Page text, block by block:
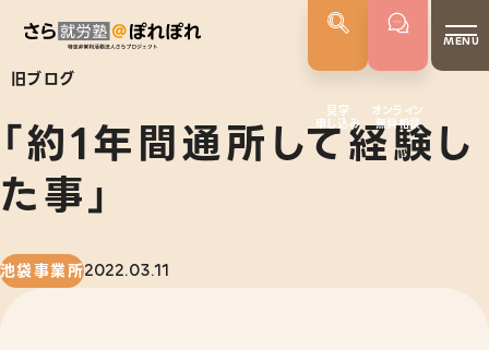
MENU
さらぽれについて
就労実績
代表者あいさつ
さらぽれの歴史
見学
申し込み
オンライン
無料相談
旧ブログ
「約1年間通所して経験し
た事」
池袋事業所2022.03.11